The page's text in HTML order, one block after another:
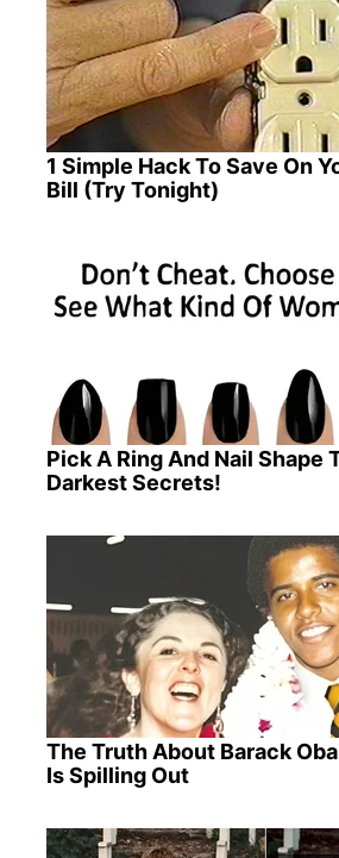
1 Simple Hack To Save On
Bill (Try Tonight)
Pick A Ring And Nail Shape
Darkest Secrets!
The Truth About Barack
Is Spilling Out